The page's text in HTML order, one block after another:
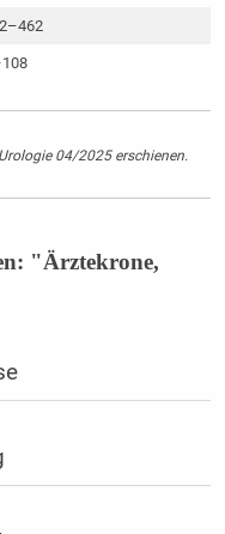
04/2025 erschienen.
"Ärztekrone,